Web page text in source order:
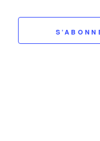
LA